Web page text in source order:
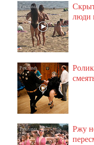
люди
Ржу